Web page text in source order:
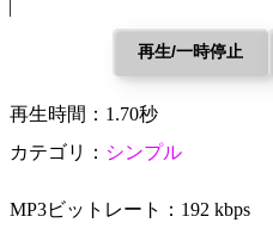
再生/一時停止
再生時間：1.70秒
カテゴリ： シンプル
MP3ビットレート：192 kbps